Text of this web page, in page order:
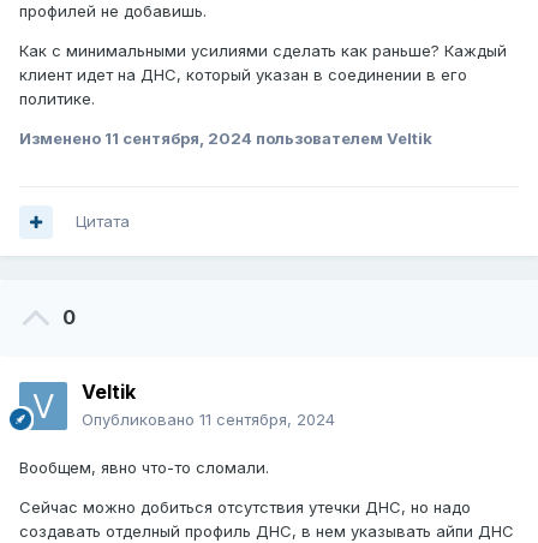
профилей не добавишь.
Как с минимальными усилиями сделать как раньше? Каждый
клиент идет на ДНС, который указан в соединении в его
политике.
Изменено 11 сентября, 2024 пользователем Veltik
Цитата
0
Veltik
Опубликовано 11 сентября, 2024
Вообщем, явно что-то сломали.
Сейчас можно добиться отсутствия утечки ДНС, но надо
создавать отделный профиль ДНС, в нем указывать айпи ДНС